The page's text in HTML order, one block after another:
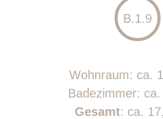
B.1.9
Wohnraum: ca.
Badezimmer: ca.
Gesamt: ca.